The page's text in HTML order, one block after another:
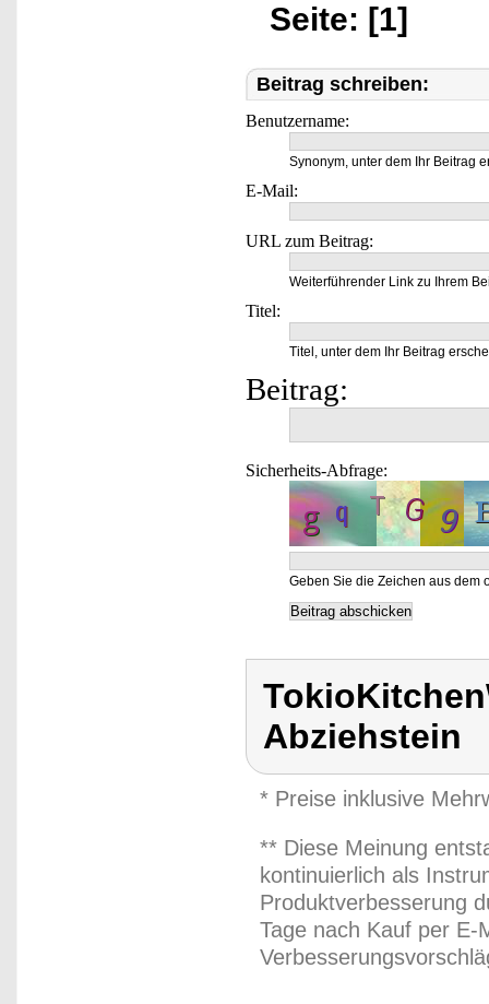
Seite: [1]
Beitrag schreiben:
Benutzername:
Synonym, unter dem Ihr Beitrag
E-Mail:
URL zum Beitrag:
Weiterführender Link zu Ihrem
Titel:
Titel, unter dem Ihr Beitrag
Beitrag:
Sicherheits-Abfrage:
Geben Sie die Zeichen aus dem
Abziehstein
* Preise inklusive
** Diese Meinung
kontinuierlich als
Produktverbesserung
Tage nach Kauf per E-